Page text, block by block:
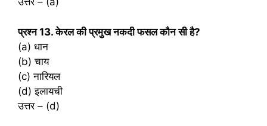
प्रश्‍न 13. केरल की प्रमुख नकदी फसल कौन सी है?
(a) धान
(b) चाय
(c) नारियल
(d) इलायची
उत्तर – (d)